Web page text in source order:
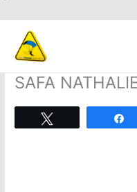
contenu
SAFA